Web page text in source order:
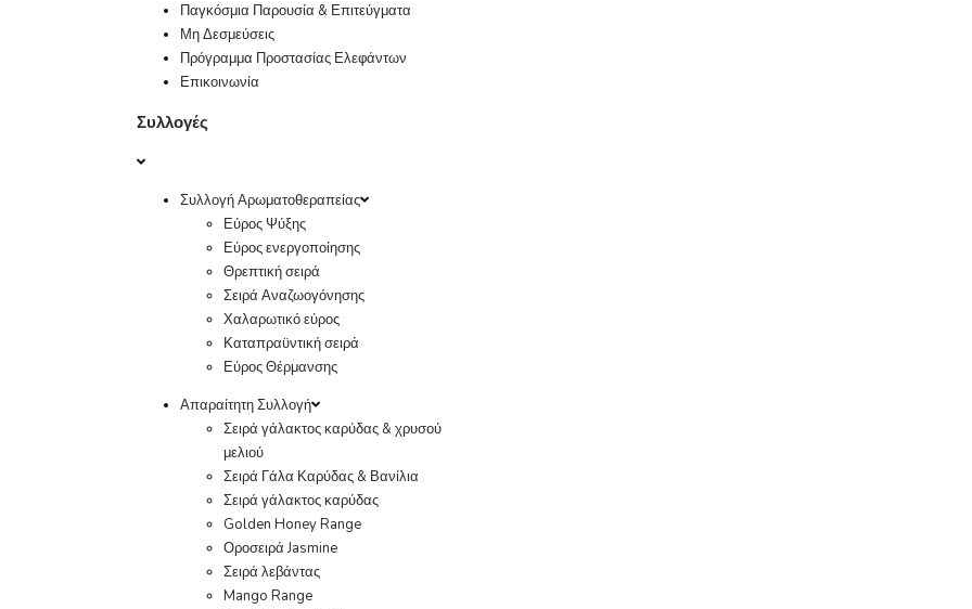
Παγκόσμια Παρουσία & Επιτεύγματα
Μη Δεσμεύσεις
Πρόγραμμα Προστασίας Ελεφάντων
Επικοινωνία
Συλλογές
Συλλογή Αρωματοθεραπείας
Εύρος Ψύξης
Εύρος ενεργοποίησης
Θρεπτική σειρά
Σειρά Αναζωογόνησης
Χαλαρωτικό εύρος
Καταπραϋντική σειρά
Εύρος Θέρμανσης
Απαραίτητη Συλλογή
Σειρά γάλακτος καρύδας & χρυσού
μελιού
Σειρά Γάλα Καρύδας & Βανίλια
Σειρά γάλακτος καρύδας
Golden Honey Range
Οροσειρά Jasmine
Σειρά λεβάντας
Mango Range